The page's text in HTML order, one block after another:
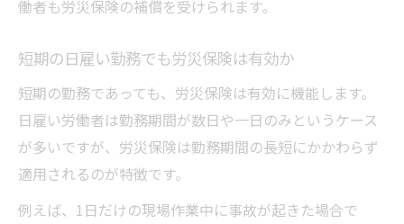
働者も労災保険の補償を受けられます。
短期の日雇い勤務でも労災保険は有効か
短期の勤務であっても、労災保険は有効に機能します。
日雇い労働者は勤務期間が数日や一日のみというケース
が多いですが、労災保険は勤務期間の長短にかかわらず
適用されるのが特徴です。
例えば、1日だけの現場作業中に事故が起きた場合で